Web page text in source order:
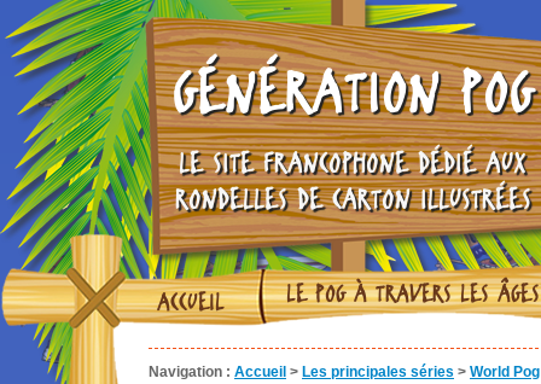
GÉNÉRATION POG
LE SITE FRANCOPHONE DÉDIÉ AUX
RONDELLES DE CARTON ILLUSTRÉES
ACCUEIL LE POG À TRAVERS LES ÂGES
Navigation : Accueil > Les principales séries > World